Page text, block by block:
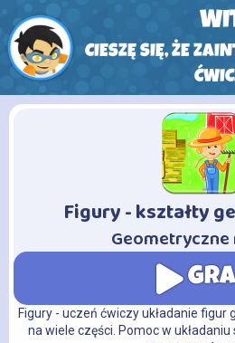
CIESZĘ SIĘ, ŻE
Figury - kształty
-
Figury - uczeń ćwiczy układanie
na wiele części. Pomoc w